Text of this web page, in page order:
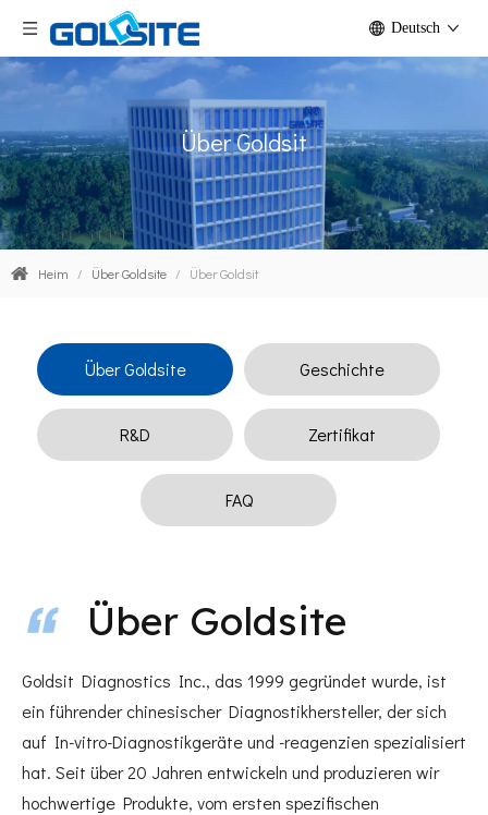
Deutsch
Über Goldsit
Heim / Über Goldsite / Über Goldsit
Über Goldsite Geschichte
R&D Zertifikat
FAQ
Über Goldsite
Goldsit Diagnostics Inc., das 1999 gegründet wurde, ist
ein führender chinesischer Diagnostikhersteller, der sich
auf In-vitro-Diagnostikgeräte und -reagenzien spezialisiert
hat. Seit über 20 Jahren entwickeln und produzieren wir
hochwertige Produkte, vom ersten spezifischen